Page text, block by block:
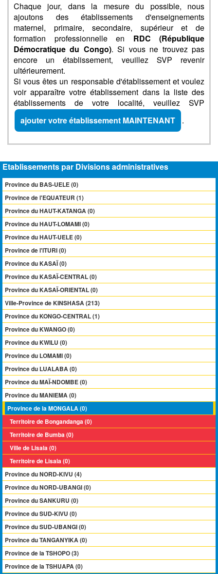
Chaque jour, dans la mesure du possible, nous
ajoutons des établissements d'enseignements
maternel, primaire, secondaire, supérieur et de
formation professionnelle en RDC (République
Démocratique du Congo). Si vous ne trouvez pas
encore un établissement, veuillez SVP revenir
ultérieurement.
Si vous êtes un responsable d'établissement et voulez
voir apparaître votre établissement dans la liste des
établissements de votre localité, veuillez SVP
ajouter votre établissement MAINTENANT
.
Etablissements par Divisions administratives
Province du BAS-UELE (0)
Province de l'EQUATEUR (1)
Province du HAUT-KATANGA (0)
Province du HAUT-LOMAMI (0)
Province du HAUT-UELE (0)
Province de l'ITURI (0)
Province du KASAÏ (0)
Province du KASAÏ-CENTRAL (0)
Province du KASAÏ-ORIENTAL (0)
Ville-Province de KINSHASA (213)
Province du KONGO-CENTRAL (1)
Province du KWANGO (0)
Province du KWILU (0)
Province du LOMAMI (0)
Province du LUALABA (0)
Province du MAÏ-NDOMBE (0)
Province du MANIEMA (0)
Province de la MONGALA (0)
Territoire de Bongandanga (0)
Territoire de Bumba (0)
Ville de Lisala (0)
Territoire de Lisala (0)
Province du NORD-KIVU (4)
Province du NORD-UBANGI (0)
Province du SANKURU (0)
Province du SUD-KIVU (0)
Province du SUD-UBANGI (0)
Province du TANGANYIKA (0)
Province de la TSHOPO (3)
Province de la TSHUAPA (0)